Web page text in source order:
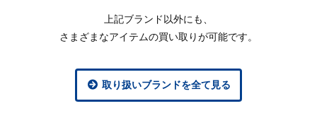
上記ブランド以外にも、
さまざまなアイテムの買い取りが可能です。
取り扱いブランドを全て見る